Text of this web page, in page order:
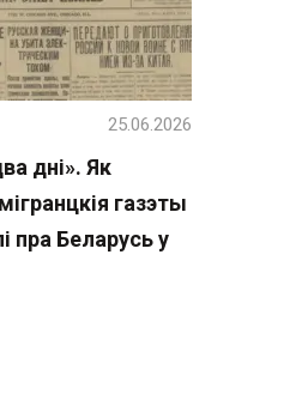
дні». Як
газэты
пра Беларусь у
25.06.2026